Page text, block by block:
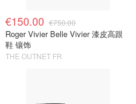
€150.00 €750.00
Roger Vivier Belle Vivier 漆皮高跟
鞋 镶饰
THE OUTNET FR